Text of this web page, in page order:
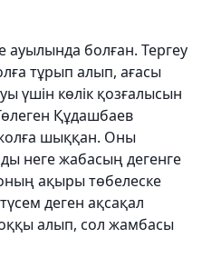
болған. Тергеу
тұрып алып, ағасы
үшін көлік қозғалысын
Құдашбаев
шыққан. Оны
неге жабасың дегенге
ақыры төбелеске
деген ақсақал
алып, сол жамбасы